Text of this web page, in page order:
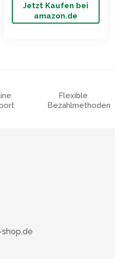
Jetzt Kaufen bei
amazon.de
Flexible
Bezahlmethoden